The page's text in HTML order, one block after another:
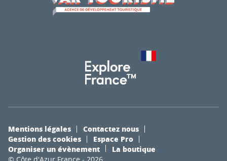
Mentions légales
Contactez nous
Gestion des cookies
Espace Pro
Organiser un évènement
La boutique